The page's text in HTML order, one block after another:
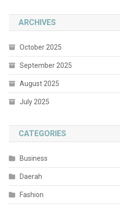
ARCHIVES
October 2025
September 2025
August 2025
July 2025
CATEGORIES
Business
Daerah
Fashion